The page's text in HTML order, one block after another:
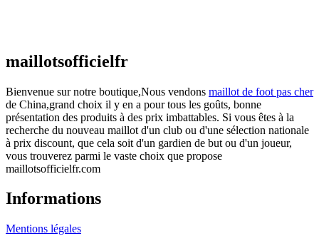
maillotsofficielfr
Bienvenue sur notre boutique,Nous vendons maillot de foot pas cher
de China,grand choix il y en a pour tous les goûts, bonne
présentation des produits à des prix imbattables. Si vous êtes à la
recherche du nouveau maillot d'un club ou d'une sélection nationale
à prix discount, que cela soit d'un gardien de but ou d'un joueur,
vous trouverez parmi le vaste choix que propose
maillotsofficielfr.com
Informations
Mentions légales